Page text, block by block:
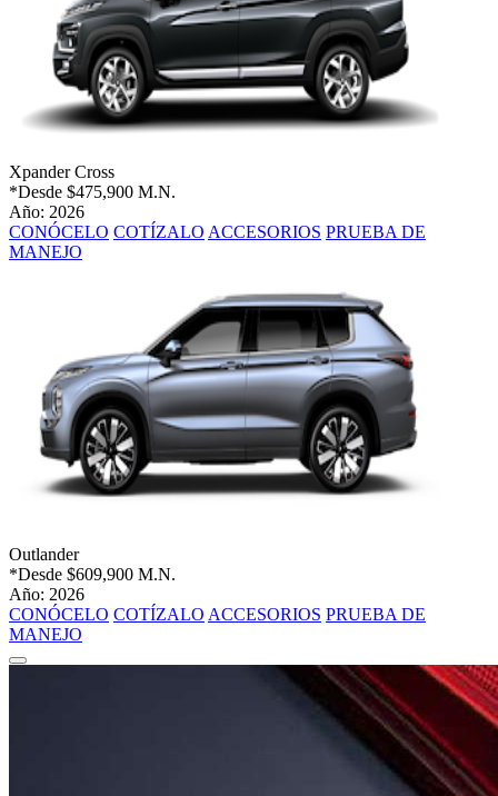
Xpander Cross
*Desde $475,900 M.N.
Año: 2026
CONÓCELO COTÍZALO ACCESORIOS PRUEBA DE
MANEJO
Outlander
*Desde $609,900 M.N.
Año: 2026
CONÓCELO COTÍZALO ACCESORIOS PRUEBA DE
MANEJO